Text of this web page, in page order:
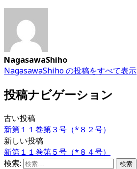
NagasawaShiho
NagasawaShiho の投稿をすべて表示
投稿ナビゲーション
古い投稿
新第１１巻第３号（*８２号）
新しい投稿
新第１１巻第５号（*８４号）
検索: